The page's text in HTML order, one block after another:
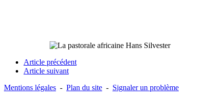
Article précédent
Article suivant
Mentions légales - Plan du site - Signaler un problème